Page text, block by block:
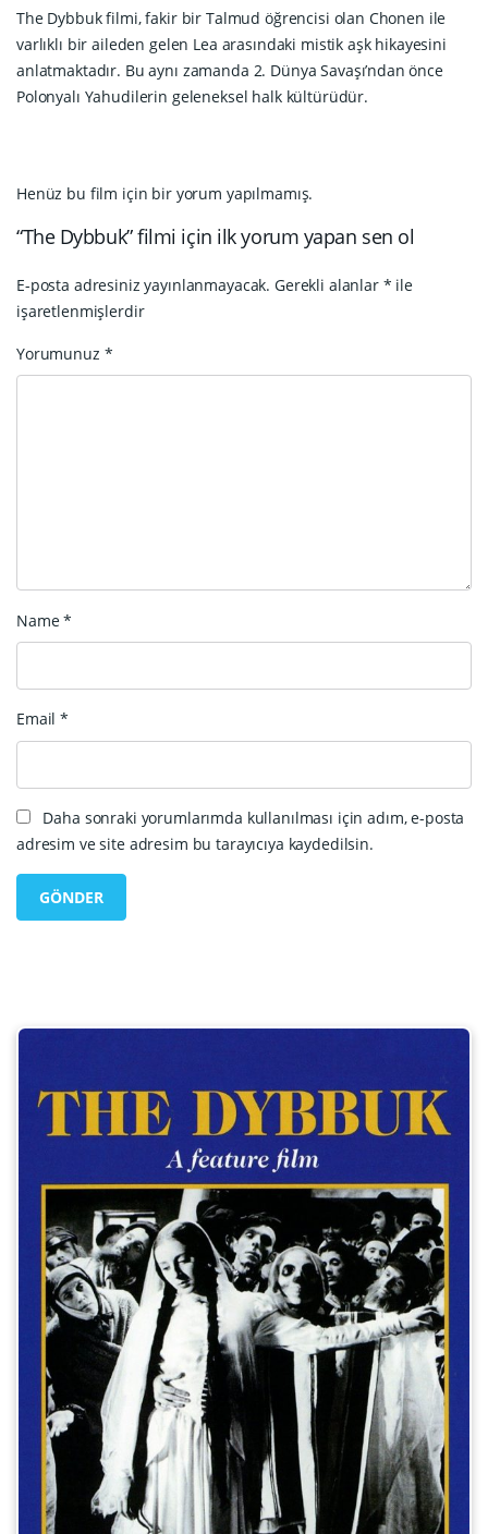
The Dybbuk filmi, fakir bir Talmud öğrencisi olan Chonen ile
varlıklı bir aileden gelen Lea arasındaki mistik aşk hikayesini
anlatmaktadır. Bu aynı zamanda 2. Dünya Savaşı’ndan önce
Polonyalı Yahudilerin geleneksel halk kültürüdür.
“The Dybbuk” filmi için ilk yorum yapan sen ol
E-posta adresiniz yayınlanmayacak. Gerekli alanlar * ile
işaretlenmişlerdir
Yorumunuz *
Name*
Email*
Daha sonraki yorumlarımda kullanılması için adım, e-posta
adresim ve site adresim bu tarayıcıya kaydedilsin.
Henüz bu film için bir yorum yapılmamış.